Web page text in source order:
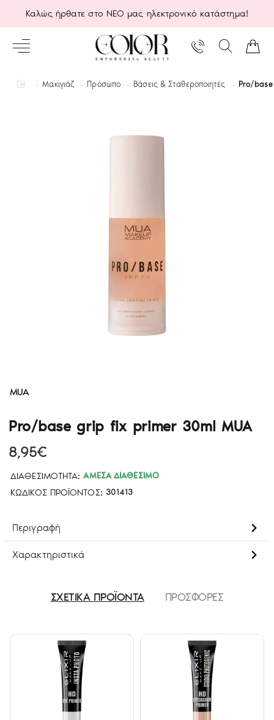
Καλώς ήρθατε στο ΝΕΟ μας ηλεκτρονικό κατάστημα!
homeΜακιγιάζ Πρόσωπο Βάσεις & Σταθεροποιητές Pro/
MUA
Pro/base grip fix primer 30ml MUA
ΔΙΑΘΕΣΙΜΌΤΗΤΑ: ΆΜΕΣΑ ΔΙΑΘΈΣΙΜΟ
ΚΩΔΙΚΌΣ ΠΡΟΪΌΝΤΟΣ: 301413
8,95€
Περιγραφή
Χαρακτηριστικά
ΣΧΕΤΙΚΑ ΠΡΟΪΟΝΤΑ ΠΡΟΣΦΟΡΕΣ